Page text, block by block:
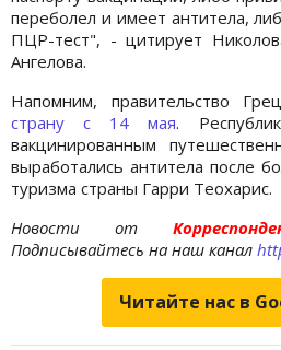
переболел и имеет антитела,
ПЦР-тест", - цитирует
Ангелова.
Напомним, правительство
страну с 14 мая.
вакцинированным
выработались антитела после
туризма страны Гарри Теохарис.
Новости от
Подписывайтесь на наш канал
Читайте нас в